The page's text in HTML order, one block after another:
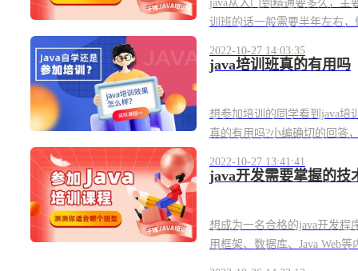
java从入门到精通要多久，
训班的话一般需要半年左右
2022-10-27 14:03:35
java培训班真的有用吗
想参加培训的同学看到java培
真的有用吗?小编确切的回答
2022-10-27 13:41:41
java开发需要掌握的技
想成为一名合格的java开发程
用框架、数据库、Java Web